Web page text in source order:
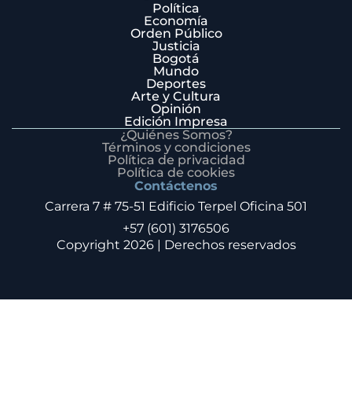
Política
Economía
Orden Público
Justicia
Bogotá
Mundo
Deportes
Arte y Cultura
Opinión
Edición Impresa
¿Quiénes Somos?
Términos y condiciones
Política de privacidad
Política de cookies
Contáctenos
Carrera 7 # 75-51 Edificio Terpel Oficina 501
+57 (601) 3176506
Copyright 2026 | Derechos reservados